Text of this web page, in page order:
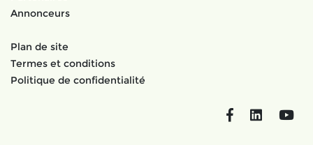
Annonceurs
Plan de site
Termes et conditions
Politique de confidentialité
FacebookLinkedIn